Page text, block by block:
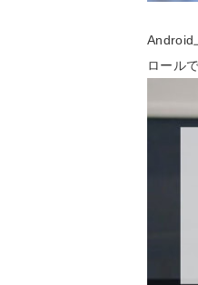
Android
ロール